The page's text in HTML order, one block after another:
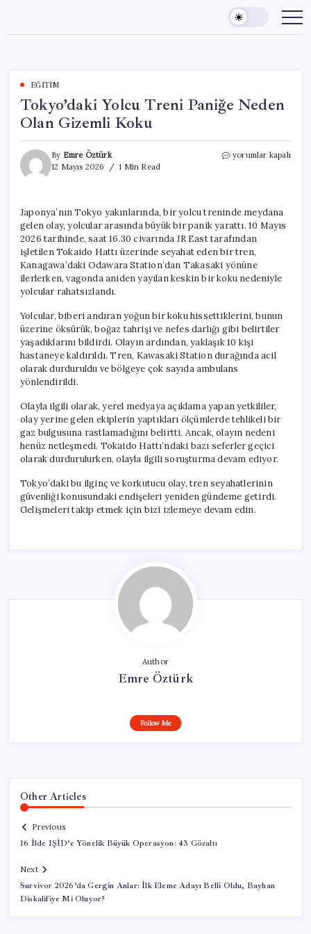
content
EĞITIM
Tokyo’daki Yolcu Treni Paniğe Neden
Olan Gizemli Koku
By Emre Öztürk
12 Mayıs 2026
1 Min Read
Tokyo’daki
Olan
Gizemli
Koku
için
yorumlar kapalı
Japonya’nın Tokyo yakınlarında, bir yolcu treninde meydana
gelen olay, yolcular arasında büyük bir panik yarattı. 10 Mayıs
2026 tarihinde, saat 16.30 civarında JR East tarafından
işletilen Tokaido Hattı üzerinde seyahat eden bir tren,
Kanagawa’daki Odawara Station’dan Takasaki yönüne
ilerlerken, vagonda aniden yayılan keskin bir koku nedeniyle
yolcular rahatsızlandı.
Yolcular, biberi andıran yoğun bir koku hissettiklerini, bunun
üzerine öksürük, boğaz tahrişi ve nefes darlığı gibi belirtiler
yaşadıklarını bildirdi. Olayın ardından, yaklaşık 10 kişi
hastaneye kaldırıldı. Tren, Kawasaki Station durağında acil
olarak durduruldu ve bölgeye çok sayıda ambulans
yönlendirildi.
Olayla ilgili olarak, yerel medyaya açıklama yapan yetkililer,
olay yerine gelen ekiplerin yaptıkları ölçümlerde tehlikeli bir
gaz bulgusuna rastlamadığını belirtti. Ancak, olayın nedeni
henüz netleşmedi. Tokaido Hattı’ndaki bazı seferler geçici
olarak durdurulurken, olayla ilgili soruşturma devam ediyor.
Tokyo’daki bu ilginç ve korkutucu olay, tren seyahatlerinin
güvenliği konusundaki endişeleri yeniden gündeme getirdi.
Gelişmeleri takip etmek için bizi izlemeye devam edin.
Author
Emre Öztürk
Follow Me
Other Articles
Previous
16 İlde IŞİD’e Yönelik Büyük Operasyon: 43 Gözaltı
Next
Survivor 2026’da Gergin Anlar: İlk Eleme Adayı Belli Oldu, Bayhan
Diskalifiye Mi Oluyor?